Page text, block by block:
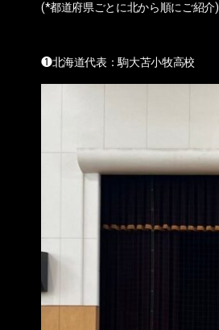
(*都道府県ごとに北から順にご紹介)
❶北海道代表：駒大苫小牧高校